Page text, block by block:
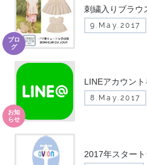
刺繍入りブラウ
9.May.2017
ブロ
グ
LINEアカウン
8.May.2017
お知
らせ
2017年スター